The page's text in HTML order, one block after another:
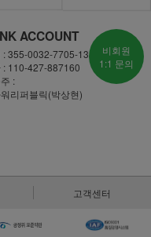
ACCOUNT
: 355-0032-7705-13
: 110-427-887160
:
리퍼블릭(박상현)
비회원
1:1 문의
고객센터